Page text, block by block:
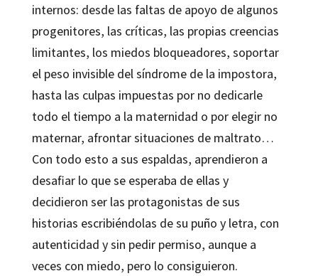
internos: desde las faltas de apoyo de algunos
progenitores, las críticas, las propias creencias
limitantes, los miedos bloqueadores, soportar
el peso invisible del síndrome de la impostora,
hasta las culpas impuestas por no dedicarle
todo el tiempo a la maternidad o por elegir no
maternar, afrontar situaciones de maltrato…
Con todo esto a sus espaldas, aprendieron a
desafiar lo que se esperaba de ellas y
decidieron ser las protagonistas de sus
historias escribiéndolas de su puño y letra, con
autenticidad y sin pedir permiso, aunque a
veces con miedo, pero lo consiguieron.